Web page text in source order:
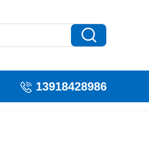
13918428986